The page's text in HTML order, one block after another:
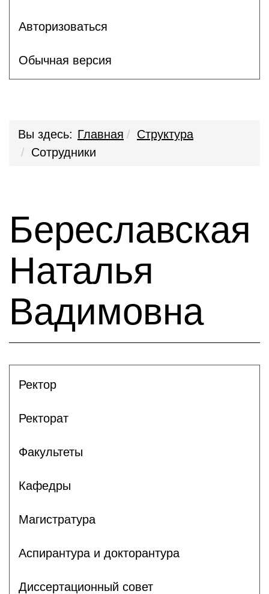
Авторизоваться
Обычная версия
Вы здесь: Главная
Структура
Сотрудники
Береславская
Наталья
Вадимовна
Ректор
Ректорат
Факультеты
Кафедры
Магистратура
Аспирантура и докторантура
Диссертационный совет